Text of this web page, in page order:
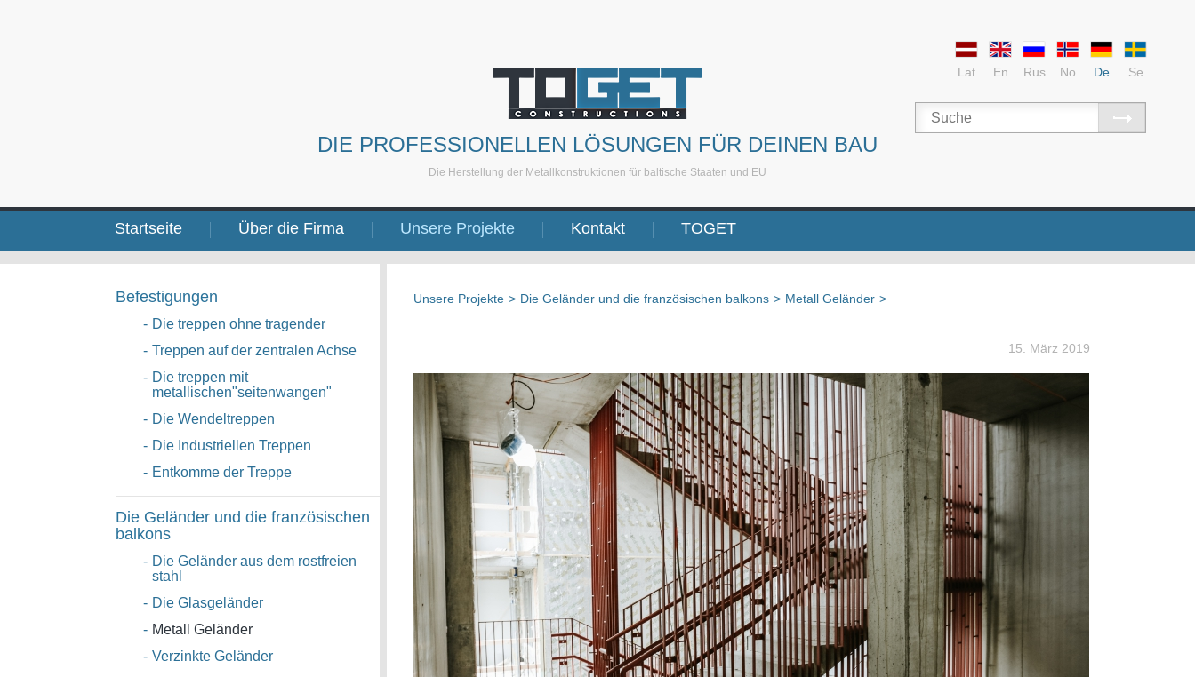
DIE PROFESSIONELLEN LÖSUNGEN FÜR DEINEN BAU
Die Herstellung der Metallkonstruktionen für baltische Staaten und EU
Lat En Rus No De Se
Startseite Über die Firma Unsere Projekte Kontakt TOGET
Befestigungen
- Die treppen ohne tragender
- Treppen auf der zentralen Achse
- Die treppen mit
metallischen"seitenwangen"
- Die Wendeltreppen
- Die Industriellen Treppen
- Entkomme der Treppe
Die Geländer und die französischen
balkons
- Die Geländer aus dem rostfreien
stahl
- Die Glasgeländer
- Metall Geländer
- Verzinkte Geländer
Unsere Projekte > Die Geländer und die französischen balkons > Metall Geländer >
15. März 2019